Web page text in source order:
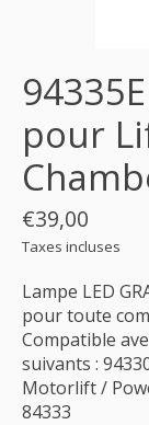
pour
€39,00
Taxes incluses
Lampe LED
pour toute
Compatible
suivants :
Motorlift /
84333